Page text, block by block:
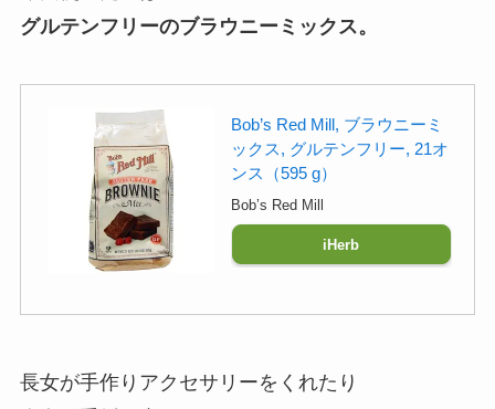
グルテンフリーのブラウニーミックス。
Bob’s Red Mill, ブラウニーミ
ックス, グルテンフリー, 21オ
ンス（595 g）
Bob’s Red Mill
iHerb
長女が手作りアクセサリーをくれたり